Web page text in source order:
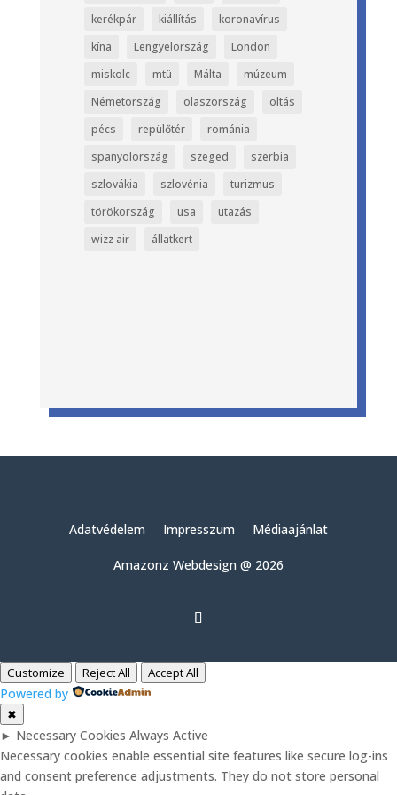
kerékpár
kiállítás
koronavírus
kína
Lengyelország
London
miskolc
mtü Málta
múzeum
Németország
olaszország
oltás
pécs
repülőtér
románia
spanyolország
szeged
szerbia
szlovákia
szlovénia
turizmus
törökország
usa
utazás
wizz air
állatkert
Adatvédelem Impresszum Médiaajánlat
Amazonz Webdesign @ 2026
Customize Reject All Accept All
Powered by
✖
► Necessary Cookies Always Active
Necessary cookies enable essential site features like secure log-ins
and consent preference adjustments. They do not store personal